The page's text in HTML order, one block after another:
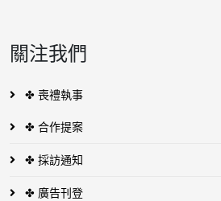
關注我們
✤ 喪禮執事
✤ 合作提案
✤ 採訪通知
✤ 廣告刊登